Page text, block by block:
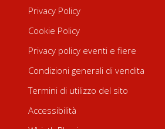
Privacy Policy
Cookie Policy
Privacy policy eventi e fiere
Condizioni generali di vendita
Termini di utilizzo del sito
Accessibilità